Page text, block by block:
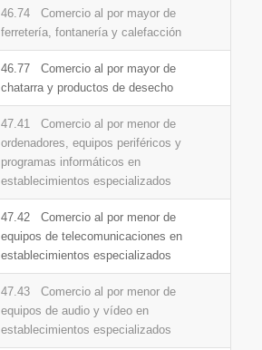
46.74 Comercio al por mayor de
ferretería, fontanería y calefacción
46.77 Comercio al por mayor de
chatarra y productos de desecho
47.41 Comercio al por menor de
ordenadores, equipos periféricos y
programas informáticos en
establecimientos especializados
47.42 Comercio al por menor de
equipos de telecomunicaciones en
establecimientos especializados
47.43 Comercio al por menor de
equipos de audio y vídeo en
establecimientos especializados